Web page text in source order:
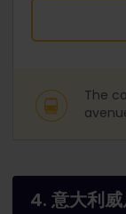
The
4. 意大利